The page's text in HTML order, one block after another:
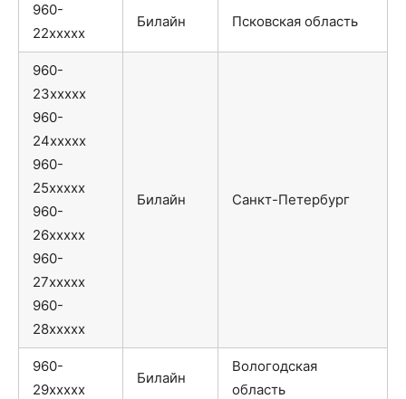
960-
22xxxxx
Билайн Псковская область
960-
23xxxxx
960-
24xxxxx
960-
25xxxxx
960-
26xxxxx
960-
27xxxxx
960-
28xxxxx
Билайн Санкт-Петербург
960-
29xxxxx
Билайн
Вологодская
область